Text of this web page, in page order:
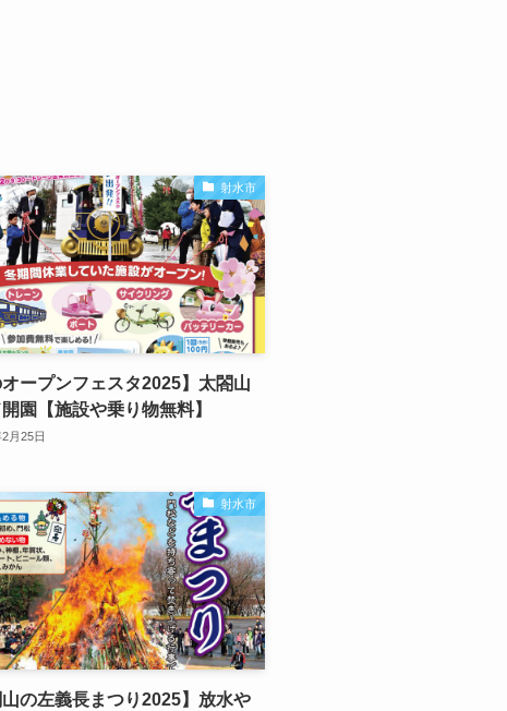
射水市
オープンフェスタ2025】太閤山
園【施設や乗り物無料】
月25日
射水市
山の左義長まつり2025】放水や